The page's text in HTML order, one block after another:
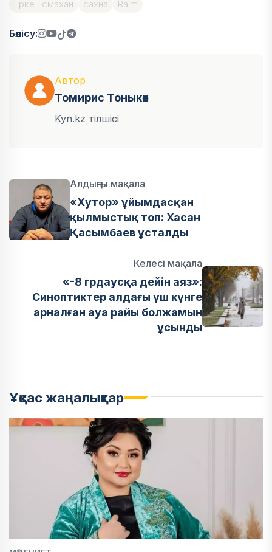
Ерке Есмахан сахна Raim
Бөлісу:
Автор
Томирис Тоныкөк
Kyn.kz тілшісі
Алдыңғы мақала
«Хутор» ұйымдасқан
қылмыстық топ: Хасан
Қасымбаев ұсталды
Келесі мақала
«-8 грдаусқа дейін аяз»:
Синоптиктер алдағы үш күнге
арналған ауа райы болжамын
ұсынды
Ұқсас жаңалықтар